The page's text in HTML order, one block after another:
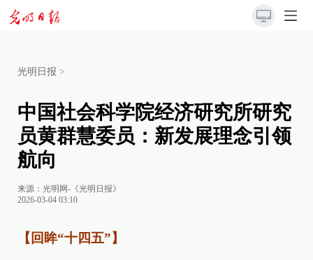
光明日报 >
中国社会科学院经济研究所研究
员黄群慧委员：新发展理念引领
航向
来源： 光明网-《光明日报》
2026-03-04 03:10
【回眸“十四五”】